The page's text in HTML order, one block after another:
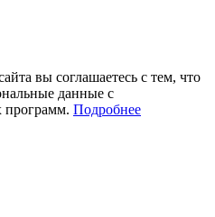
вы соглашаетесь с тем, что
данные с
программ. Подробнее